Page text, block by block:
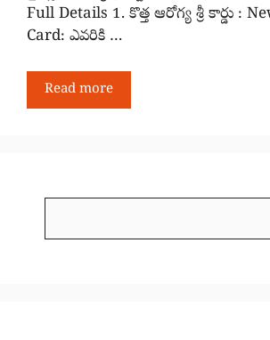
Full Details 1. కొత్త ఆరోగ్య శ్రీ కార్డు :
Card: ఎవరికి …
Read more